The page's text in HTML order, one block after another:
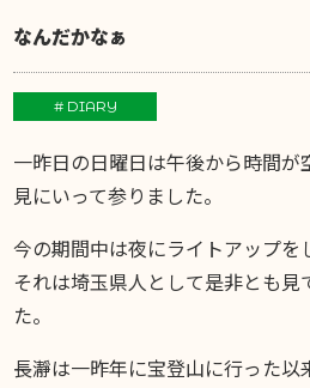
なんだかなぁ
# DIARY
一昨日の日曜日は午後から時間が
見にいって参りました。
今の期間中は夜にライトアップを
それは埼玉県人として是非とも見
た。
長瀞は一昨年に宝登山に行った以